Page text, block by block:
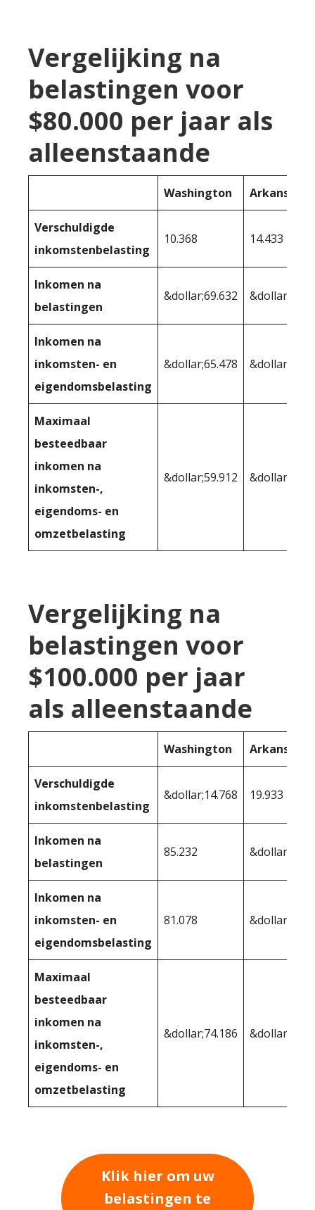
Vergelijking na
belastingen voor
$80.000 per jaar als
alleenstaande
Washington Arkansas
Verschuldigde
inkomstenbelasting
10.368 14.433
Inkomen na
belastingen
&dollar;69.632
Inkomen na
inkomsten- en
eigendomsbelasting
&dollar;65.478
Maximaal
besteedbaar
inkomen na
inkomsten-,
eigendoms- en
omzetbelasting
&dollar;59.912
Vergelijking na
belastingen voor
$100.000 per jaar
als alleenstaande
Washington Arkansas
Verschuldigde
inkomstenbelasting
&dollar;14.768 19.933
Inkomen na
belastingen
85.232
Inkomen na
inkomsten- en
eigendomsbelasting
81.078
Maximaal
besteedbaar
inkomen na
inkomsten-,
eigendoms- en
omzetbelasting
&dollar;74.186
Klik hier om uw
belastingen te